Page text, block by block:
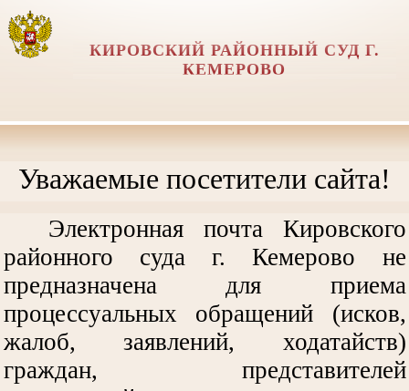
КИРОВСКИЙ РАЙОННЫЙ СУД Г.
КЕМЕРОВО
Уважаемые посетители сайта!
Электронная почта Кировского
районного суда г. Кемерово не
предназначена для приема
процессуальных обращений (исков,
жалоб, заявлений, ходатайств)
граждан, представителей